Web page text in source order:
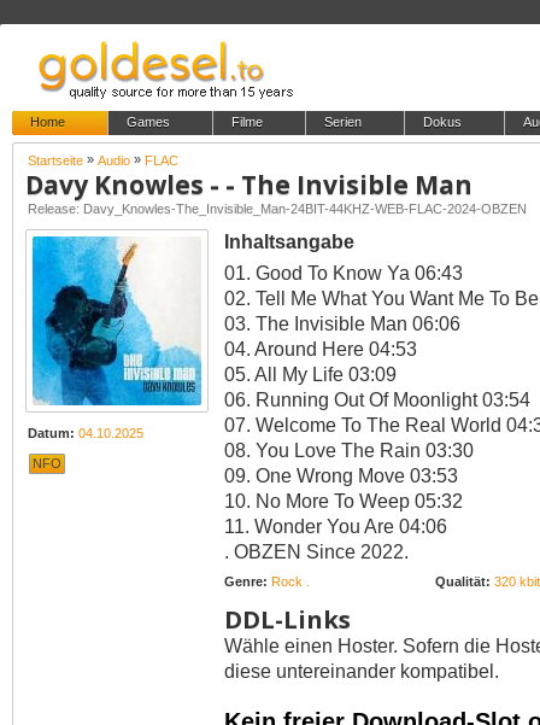
Home Games Filme Serien Dokus
Startseite » Audio » FLAC
Davy Knowles - - The Invisible Man
Release: Davy_Knowles-The_Invisible_Man-24BIT-44KHZ-WEB-FLAC-2024-OBZEN
Datum: 04.10.2025
NFO
Inhaltsangabe
01. Good To Know Ya 06:43
02. Tell Me What You Want Me To
03. The Invisible Man 06:06
04. Around Here 04:53
05. All My Life 03:09
06. Running Out Of Moonlight 03:54
07. Welcome To The Real World
08. You Love The Rain 03:30
09. One Wrong Move 03:53
10. No More To Weep 05:32
11. Wonder You Are 04:06
. OBZEN Since 2022.
Genre: Rock . Qualität: 320
DDL-Links
Wähle einen Hoster. Sofern die
diese untereinander kompatibel.